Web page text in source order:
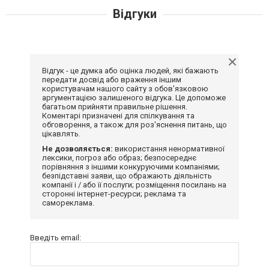
Відгуки
Відгук - це думка або оцінка людей, які бажають
передати досвід або враження іншим
користувачам нашого сайту з обов'язковою
аргументацією залишеного відгука. Це допоможе
багатьом прийняти правильне рішення.
Коментарі призначені для спілкування та
обговорення, а також для роз'яснення питань, що
цікавлять.
Не дозволяється: використання ненормативної
лексики, погроз або образ; безпосереднє
порівняння з іншими конкуруючими компаніями;
безпідставні заяви, що ображають діяльність
компанії і / або її послуги; розміщення посилань на
сторонні інтернет-ресурси; реклама та
самореклама.
Введіть email: